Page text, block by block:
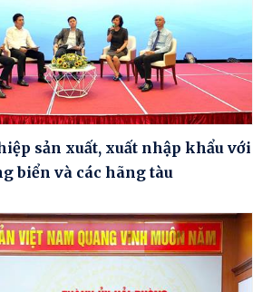
sản xuất, xuất nhập khẩu với
biển và các hãng tàu